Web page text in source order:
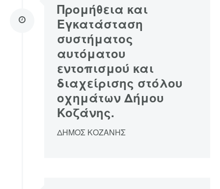
Προμήθεια και
Εγκατάσταση
συστήματος
αυτόματου
εντοπισμού και
διαχείρισης στόλου
οχημάτων Δήμου
Κοζάνης.
ΔΗΜΟΣ ΚΟΖΑΝΗΣ